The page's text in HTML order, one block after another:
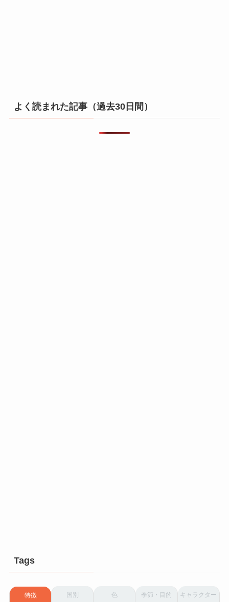
よく読まれた記事（過去30日間）
Tags
特徴 国別 色 季節・目的 キャラクター